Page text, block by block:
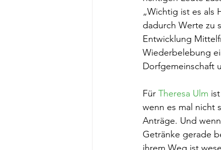
„Wichtig ist es als
dadurch Werte zu
Entwicklung
Wiederbelebung
Dorfgemeinschaft
Für Theresa Ulm
wenn es mal nicht
Anträge. Und
Getränke gerade